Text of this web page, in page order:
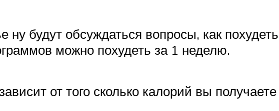
будут обсуждаться вопросы, как
можно похудеть за 1 неделю.
от того сколько калорий вы получаете